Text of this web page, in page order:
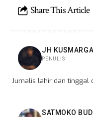
Share This Article
JH
PENULIS
Jurnalis lahir dan tinggal
SATMOKO